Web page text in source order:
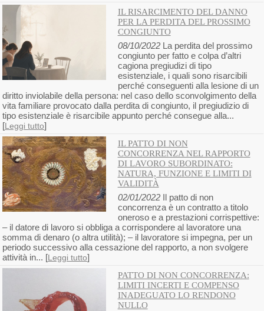
IL RISARCIMENTO DEL DANNO
PER LA PERDITA DEL PROSSIMO
CONGIUNTO
08/10/2022La perdita del prossimo
congiunto per fatto e colpa d’altri
cagiona pregiudizi di tipo
esistenziale, i quali sono risarcibili
perché conseguenti alla lesione di un
diritto inviolabile della persona: nel caso dello sconvolgimento della
vita familiare provocato dalla perdita di congiunto, il pregiudizio di
tipo esistenziale è risarcibile appunto perché consegue alla...
[Leggi tutto]
IL PATTO DI NON
CONCORRENZA NEL RAPPORTO
DI LAVORO SUBORDINATO:
NATURA, FUNZIONE E LIMITI DI
VALIDITÀ
02/01/2022Il patto di non
concorrenza è un contratto a titolo
oneroso e a prestazioni corrispettive:
– il datore di lavoro si obbliga a corrispondere al lavoratore una
somma di denaro (o altra utilità); – il lavoratore si impegna, per un
periodo successivo alla cessazione del rapporto, a non svolgere
attività in... [Leggi tutto]
PATTO DI NON CONCORRENZA:
LIMITI INCERTI E COMPENSO
INADEGUATO LO RENDONO
NULLO